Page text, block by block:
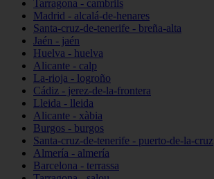
Tarragona - cambrils
Madrid - alcalá-de-henares
Santa-cruz-de-tenerife - breña-alta
Jaén - jaén
Huelva - huelva
Alicante - calp
La-rioja - logroño
Cádiz - jerez-de-la-frontera
Lleida - lleida
Alicante - xàbia
Burgos - burgos
Santa-cruz-de-tenerife - puerto-de-la-cruz
Almería - almería
Barcelona - terrassa